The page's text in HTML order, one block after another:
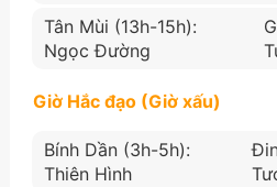
Tân Mùi (13h-15h):
Ngọc Đường
Giờ Hắc đạo (Giờ xấu)
Bính Dần (3h-5h):
Thiên Hình